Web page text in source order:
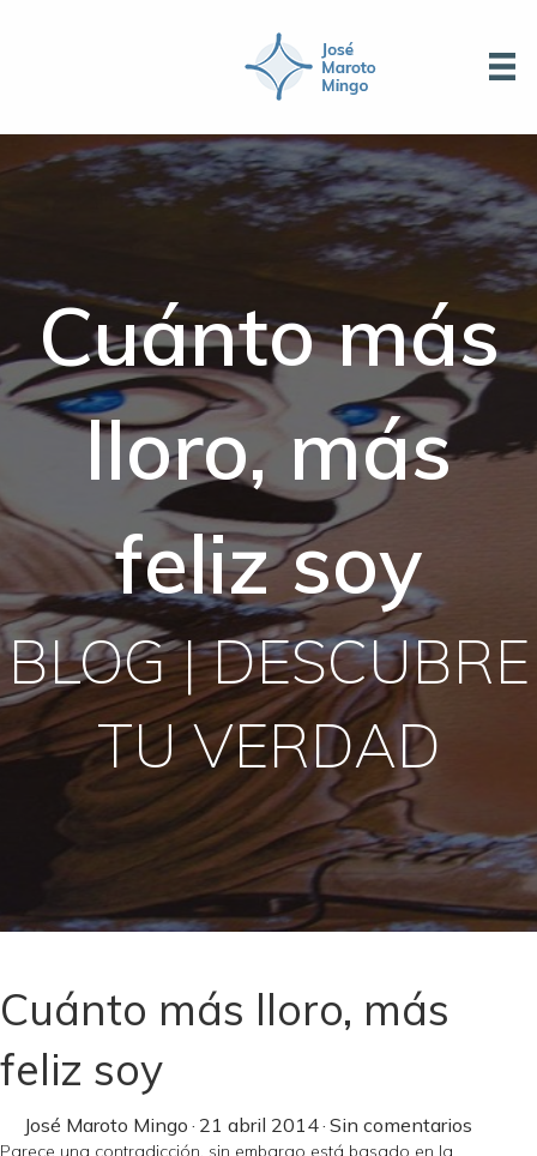
Cuánto más
lloro, más
feliz soy
BLOG | DESCUBRE
TU VERDAD
Cuánto más lloro, más
feliz soy
José Maroto Mingo · 21 abril 2014· Sin comentarios
Parece una contradicción, sin embargo está basado en la